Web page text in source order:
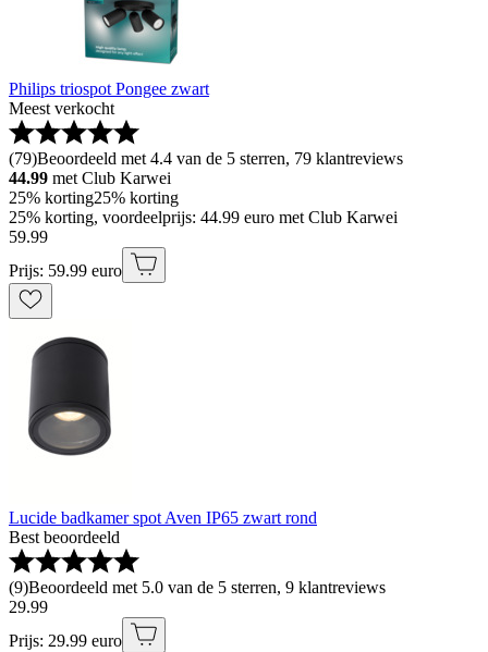
Philips triospot Pongee zwart
Meest verkocht
(79)Beoordeeld met 4.4 van de 5 sterren, 79 klantreviews
44.99 met Club Karwei
25% korting25% korting
25% korting, voordeelprijs: 44.99 euro met Club Karwei
59.99
Prijs: 59.99 euro
Lucide badkamer spot Aven IP65 zwart rond
Best beoordeeld
(9)Beoordeeld met 5.0 van de 5 sterren, 9 klantreviews
29.99
Prijs: 29.99 euro